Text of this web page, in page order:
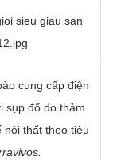
cung cấp điện
sụp đổ do thảm
nội thất theo tiêu